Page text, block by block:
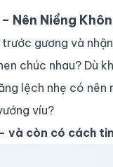
Nên Niềng
gương và
chúc nhau? Dù
lệch nhẹ có nên
víu?
và còn có cách